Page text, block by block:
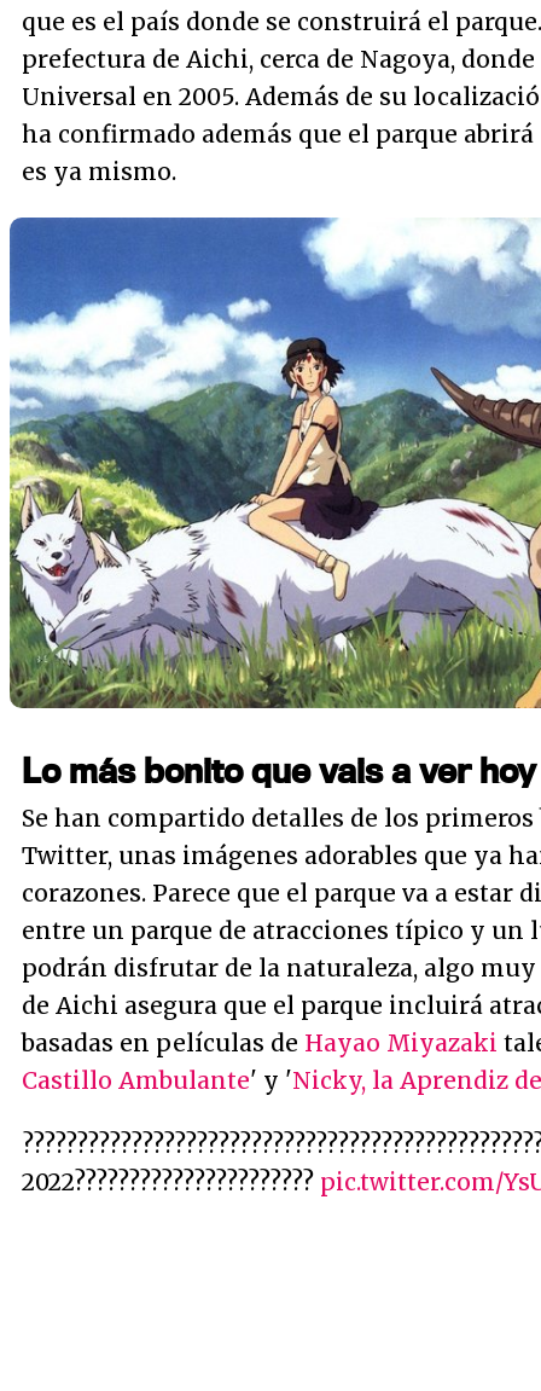
que es el país donde se construirá el
prefectura de Aichi, cerca de Nagoya,
Universal en 2005. Además de su
ha confirmado además que el parque abrirá
es ya mismo.
Lo más bonito que vais a ver hoy
Se han compartido detalles de los
Twitter, unas imágenes adorables que ya
corazones. Parece que el parque va a estar
entre un parque de atracciones típico y un
podrán disfrutar de la naturaleza, algo
de Aichi asegura que el parque incluirá
basadas en películas de Hayao Miyazaki
Castillo Ambulante' y 'Nicky, la Aprendiz
2022?????????????????????? pic.twitter.com/